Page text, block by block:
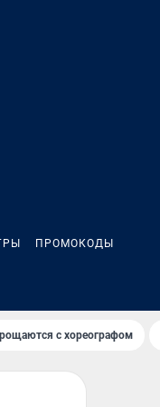
ПРОМОКОДЫ
с хореографом